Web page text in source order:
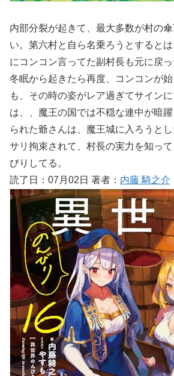
内部分裂が起きて、最大多数が村の
い。第六村と自ら名乗ろうとすると
にコンコン言ってた副村長も元に戻
冬眠から起きたら再度、コンコンが
も、その時の姿がレア過ぎてサイン
は、、魔王の国では不穏な連中が暗
られた爺さんは、魔王城に入ろうと
サリ拘束されて、村長の実力を知っ
びりしてる。
読了日：07月02日 著者： 内藤 騎之介